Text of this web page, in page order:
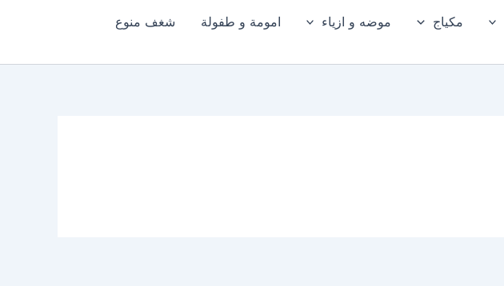
مكياج موضه و ازياء امومة و طفولة
شغف منوع